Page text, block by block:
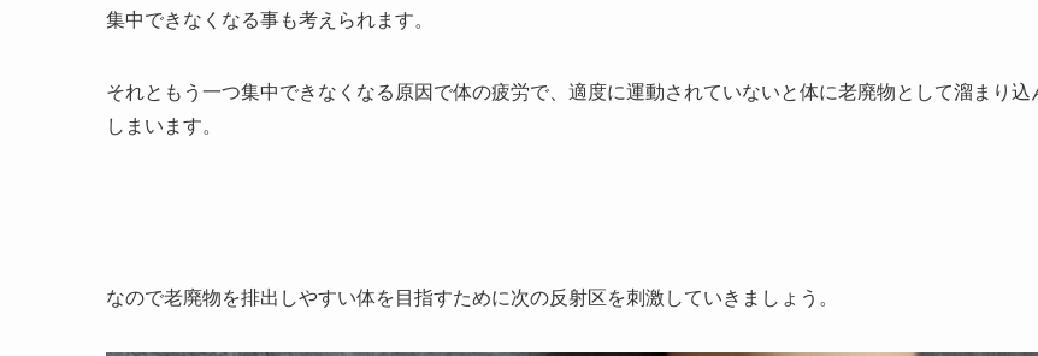
集中できなくなる事も考えられます。
それともう一つ集中できなくなる原因で体の疲労で、適度に運動されていないと体に老廃物として溜まり込
しまいます。
なので老廃物を排出しやすい体を目指すために次の反射区を刺激していきましょう。